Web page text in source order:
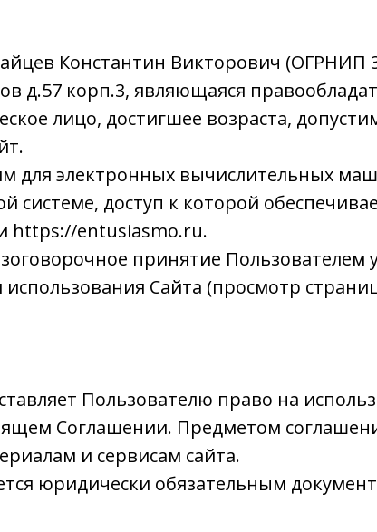
Константин Викторович (ОГРНИП
д.57 корп.3, являющаяся
лицо, достигшее возраста,
для электронных вычислительных
доступ к которой
https://entusiasmo.ru.
принятие Пользователем
Сайта (просмотр
Пользователю право на
Соглашении. Предметом
и сервисам сайта.
юридически обязательным